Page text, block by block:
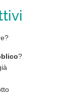
?